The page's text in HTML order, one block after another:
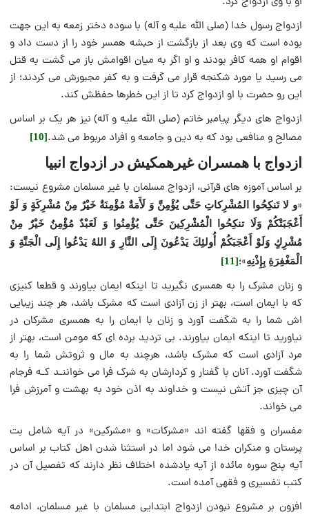
ازدواج رسول خدا (صلی الله علیه و آله) با سوده دختر زمعه به این جهت
بوده است که وی بعد از بازگشت از حبشه همسر خود را از دست داد و
اقوام او همه کافر بودند و او اگر به میان اقوامش باز می گشت به قتل
می رسید یا مورد شکنجه قرار می گرفت و به کفر مجبورش می کردند؛ از
این رو حضرت با او ازدواج کرد تا از این خطرها حفظش کند.
ازدواج های دیگر پیامبر خاتم (صلی الله علیه و آله) نیز هر یک بر اساس
مصالح و منافعی بود که به دین و جامعه و افراد مربوط می شد.[10]
ازدواج با همسران غیرهمکیش در ازدواج انبیا
بر اساس آموزه های قرآنی، ازدواج مسلمان با غیر مسلمان مشروع نیست:
«و لا تَنكِحُوا المُشْرِكاتِ حَتَّى يُؤْمِنَّ وَ لَأَمَةٌ مُؤْمِنَةٌ خَيْرٌ مِنْ مُشْرِكَةٍ وَ لَوْ
أَعْجَبَتْكُمْ وَلَا تنكِحُوا الْمُشْرِكِينَ حَتَّى يُؤْمِنُوا وَ لَعَبْدٌ مُؤْمِنٌ خَيْرٌ مِنْ
مُشْرِكٍ وَلَوْ أَعْجَبَكُمْ أُولئِكَ يَدْعُونَ إِلَى النَّارِ وَ اللهُ يَدْعُوا إِلَى الْجَنَّةِ وَ
الْمَغْفِرَةِ بِإِذْنِهِ»؛[11]
و زنان مشرک را به همسری نگیرید تا اینکه ایمان بیاورند و قطعا کنیزی
که با ایمان است، بهتر از زن آزادی است که مشرک باشد، هر چند زیبایی
اش شما را به شگفت آورد و زنان با ایمان را به همسری مشرکان در
نیاورید تا اینکه ایمان بیاورند. بی تردید برده ای که مومن است، بهتر از
مرد آزادی است که مشرک باشد، هرچند به مال و ثروتش شما را به
شگفت آورد. آنان با گفتار و کردارشان به شرک فرا می خواننـد کـه فرجام
آن چیزی جز آتش نیست و خداوند به اذن خود به بهشت و آمرزش فرا
می خواند.
مفسران و فقها گفته اند «مشرکات» و «مشرکین» در آیه شامل بت
پرستان و منکران خدا می شود اما در استثنا شدن اهل کتاب بر اساس
آيه پنج سوره مائده از آیه یادشده اختلاف نظر دارند که تفصیل آن در
کتب تفسیری و فقهی آمده است.
افزون بر مشروع نبودن ازدواج ابتدایی مسلمان با غیر مسلمان، ادامه